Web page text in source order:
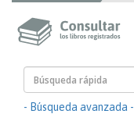
- Búsqueda avanzada -